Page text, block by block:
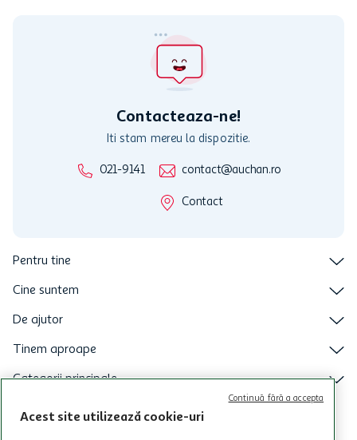
activitati in afara celor mentionate in Termene si Conditii. Auchan
nu raspunde pentru imposibilitatea utilizarii Cardului in perioada in
care aceste este suspendat sau in perioada in care sunt efectuate
Contacteaza-ne!
Iti stam mereu la dispozitie.
021-9141 contact@auchan.ro
Contact
Pentru tine
Cine suntem
De ajutor
Tinem aproape
Categorii principale
Intra acum in aplicatia Auchan
Acest site utilizează cookie-uri
Continuă fără a accepta